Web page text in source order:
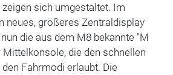
sich umgestaltet. Im
neues, größeres Zentraldisplay
die aus dem M8 bekannte "M
Mittelkonsole, die den schnellen
Fahrmodi erlaubt. Die